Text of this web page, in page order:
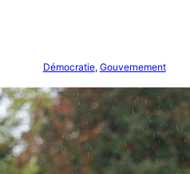
Démocratie, Gouvernement